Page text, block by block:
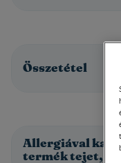
Összetétel
Allergiával
termék tejet,